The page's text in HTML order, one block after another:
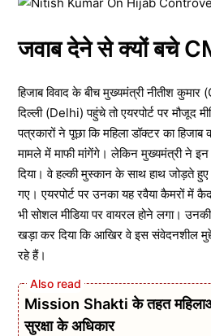
जवाब देने से क्यों बचे
हिजाब विवाद के बीच मुख्यमंत्री नीतीश
दिल्ली (Delhi) पहुंचे तो एयरपोर्ट पर मौजूद
पत्रकारों ने पूछा कि महिला डॉक्टर का
मामले में माफी मांगेंगे। लेकिन मुख्यमंत्री ने इन
दिया। वे हल्की मुस्कान के साथ हाथ जोड़ते
गए। एयरपोर्ट पर उनका यह रवैया कैमरों में
भी सोशल मीडिया पर वायरल होने लगा।
खड़ा कर दिया कि आखिर वे इस संवेदनशील
रहे हैं।
Mission Shakti के तहत महिलाओं-
सुरक्षा के अधिकार